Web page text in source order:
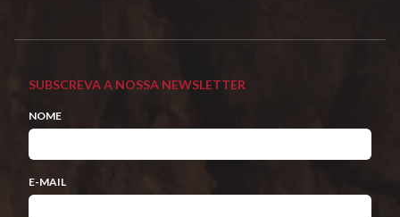
SUBSCREVA A NOSSA NEWSLETTER
NOME
E-MAIL